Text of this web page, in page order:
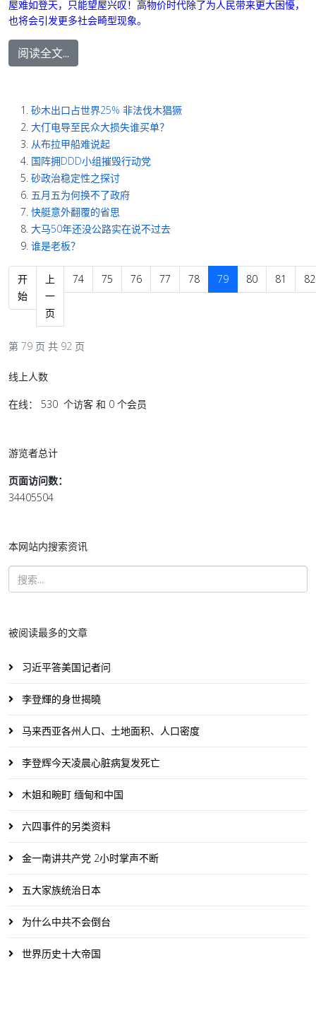
屋难如登天，只能望屋兴叹！高物价时代除了为人民带来更大困懮，
也将会引发更多社会畸型现象。
阅读全文...
砂木出口占世界25% 非法伐木猖獗
大仃电导至民众大损失谁买单？
从布拉甲船难说起
国阵拥DDD小组摧毁行动党
砂政治稳定性之探讨
五月五为何换不了政府
快艇意外翻覆的省思
大马50年还没公路实在说不过去
谁是老板？
开
始
上
一
页
74 75 76 77 78 79 80 81 82
第 79 页 共 92 页
线上人数
在线： 530 个访客 和 0 个会员
游览者总计
页面访问数：
34405504
本网站内搜索资讯
被阅读最多的文章
习近平答美国记者问
李登輝的身世揭曉
马来西亚各州人口、土地面积、人口密度
李登辉今天凌晨心脏病复发死亡
木姐和畹町 缅甸和中国
六四事件的另类资料
金一南讲共产党 2小时掌声不断
五大家族统治日本
为什么中共不会倒台
世界历史十大帝国